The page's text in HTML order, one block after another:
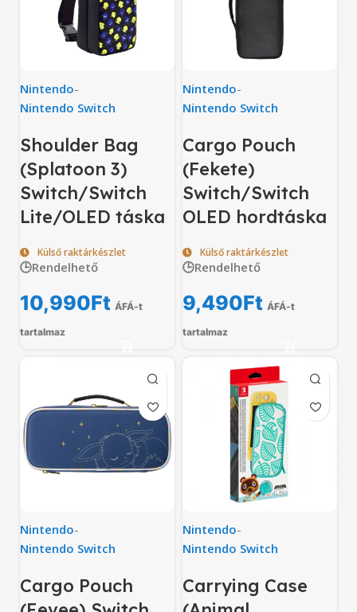
Nintendo-
Nintendo Switch
Shoulder Bag
(Splatoon 3)
Switch/Switch
Lite/OLED táska
Külső raktárkészlet
🕒Rendelhető
10,990Ft ÁFÁ-t
tartalmaz
Nintendo-
Nintendo Switch
Cargo Pouch
(Fekete)
Switch/Switch
OLED hordtáska
Külső raktárkészlet
🕒Rendelhető
9,490Ft ÁFÁ-t
tartalmaz
Nintendo-
Nintendo Switch
Cargo Pouch
Nintendo-
Nintendo Switch
Carrying Case